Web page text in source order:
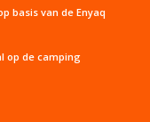
basis van de Enyaq
op de camping